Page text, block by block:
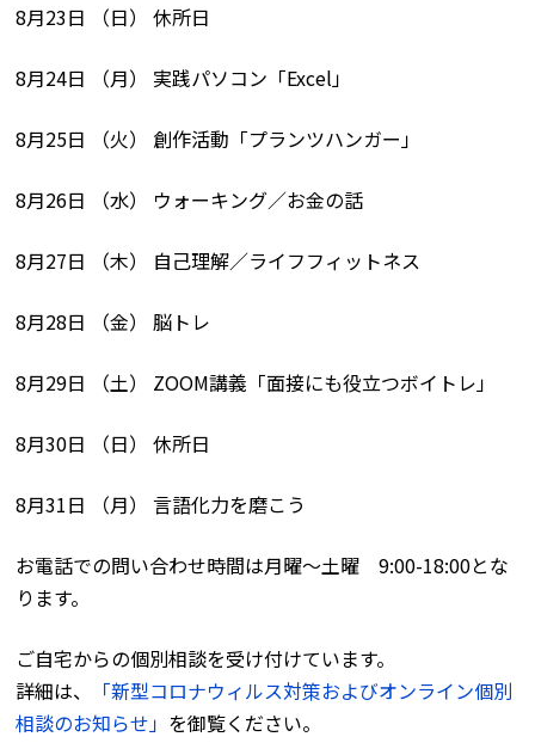
8月23日 （日） 休所日
8月24日 （月） 実践パソコン「Excel」
8月25日 （火） 創作活動「プランツハンガー」
8月26日 （水） ウォーキング／お金の話
8月27日 （木） 自己理解／ライフフィットネス
8月28日 （金） 脳トレ
8月29日 （土） ZOOM講義「面接にも役立つボイトレ」
8月30日 （日） 休所日
8月31日 （月） 言語化力を磨こう
お電話での問い合わせ時間は月曜〜土曜 9:00-18:00とな
ります。
ご自宅からの個別相談を受け付けています。
詳細は、
「新型コロナウィルス対策およびオンライン個別
相談のお知らせ」 を御覧ください。